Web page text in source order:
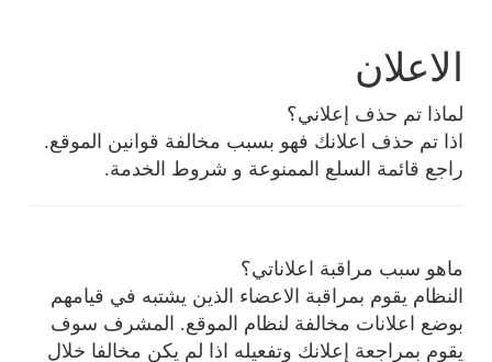
الاعلان
لماذا تم حذف إعلاني؟
اذا تم حذف اعلانك فهو بسبب مخالفة قوانين الموقع.
راجع قائمة السلع الممنوعة و شروط الخدمة.
ماهو سبب مراقبة اعلاناتي؟
النظام يقوم بمراقبة الاعضاء الذين يشتبه في قيامهم
بوضع اعلانات مخالفة لنظام الموقع. المشرف سوف
يقوم بمراجعة إعلانك وتفعيله اذا لم يكن مخالفا خلال